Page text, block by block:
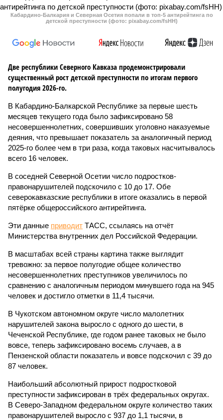
Кабардино-Балкария и Северная Осетия попали в топ-5 антирейтинга по
детской преступности (фото: pixabay.com/fsHH)
Две республики Северного Кавказа продемонстрировали
существенный рост детской преступности по итогам первого
полугодия 2026-го.
В Кабардино-Балкарской Республике за первые шесть
месяцев текущего года было зафиксировано 58
несовершеннолетних, совершивших уголовно наказуемые
деяния, что превышает показатель за аналогичный период
2025-го более чем в три раза, когда таковых насчитывалось
всего 16 человек.
В соседней Северной Осетии число подростков-
правонарушителей подскочило с 10 до 17. Обе
северокавказские республики в итоге оказались в первой
пятёрке общероссийского антирейтинга.
Эти данные приводит ТАСС, ссылаясь на отчёт
Министерства внутренних дел Российской Федерации.
В масштабах всей страны картина также выглядит
тревожно: за первое полугодие общее количество
несовершеннолетних преступников увеличилось по
сравнению с аналогичным периодом минувшего года на 945
человек и достигло отметки в 11,4 тысячи.
В Чукотском автономном округе число малолетних
нарушителей закона выросло с одного до шести, в
Чеченской Республике, где годом ранее таковых не было
вовсе, теперь зафиксировано восемь случаев, а в
Пензенской области показатель и вовсе подскочил с 39 до
87 человек.
Наибольший абсолютный прирост подростковой
преступности зафиксирован в трёх федеральных округах.
В Северо-Западном федеральном округе количество таких
правонарушителей выросло с 937 до 1,1 тысячи, в